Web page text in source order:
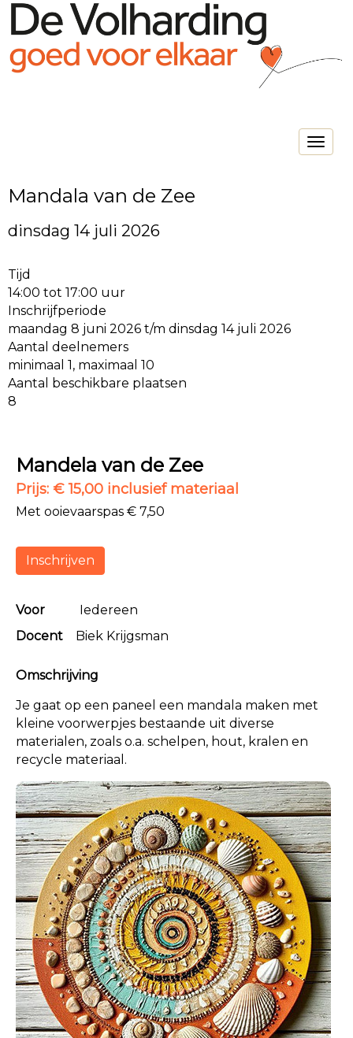
Toggle
Mandala van de Zee
dinsdag 14 juli 2026
Tijd
14:00 tot 17:00 uur
Inschrijfperiode
maandag 8 juni 2026 t/m dinsdag 14 juli 2026
Aantal deelnemers
minimaal 1, maximaal 10
Aantal beschikbare plaatsen
8
Mandela van de Zee
Prijs: € 15,00 inclusief materiaal
Met ooievaarspas € 7,50
Inschrijven
Voor Iedereen
Docent Biek Krijgsman
Omschrijving
Je gaat op een paneel een mandala maken met
kleine voorwerpjes bestaande uit diverse
materialen, zoals o.a. schelpen, hout, kralen en
recycle materiaal.